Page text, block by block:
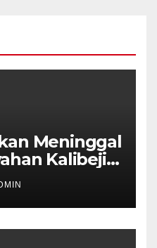
Meninggal
Kalibeji,
Ada